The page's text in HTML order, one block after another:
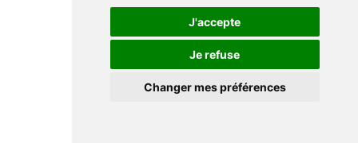
J'accepte
Je refuse
Changer mes préférences